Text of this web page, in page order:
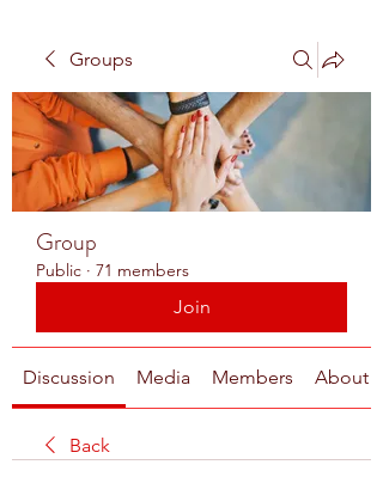
Groups
Group
Public · 71 members
Join
Discussion Media Members About
Back